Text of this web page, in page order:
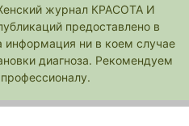
журнал КРАСОТА И
предоставлено в
ни в коем случае
диагноза. Рекомендуем